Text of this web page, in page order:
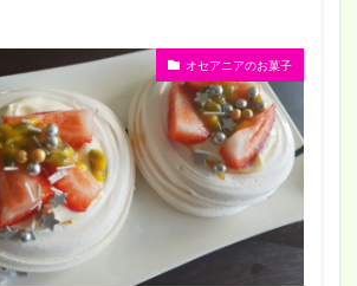
オセアニアのお菓子